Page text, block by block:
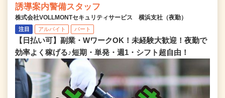
誘導案内警備スタッフ
株式会社VOLLMONTセキュリティサービス 横浜支社（夜勤）
注目 アルバイト パート
【日払い可】副業・WワークOK！未経験大歓迎！夜勤で
効率よく稼げる♪短期・単発・週1・シフト超自由！